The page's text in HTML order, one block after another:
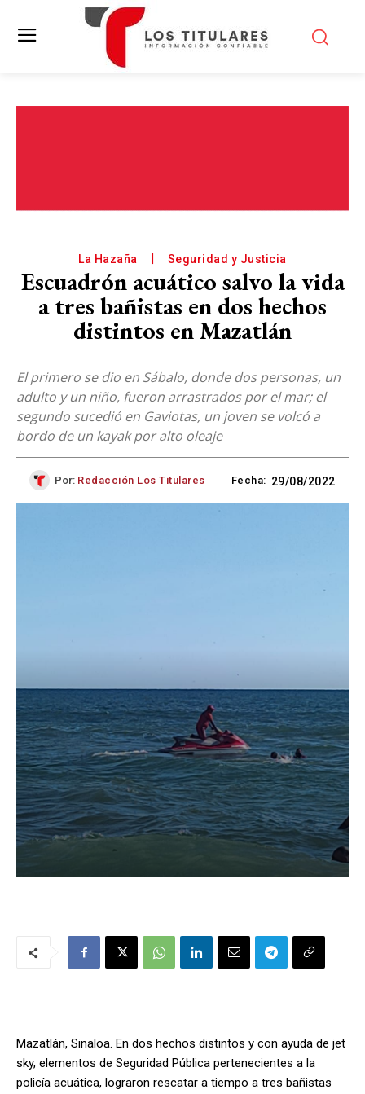
La Hazaña Seguridad y Justicia
Escuadrón acuático salvo la vida
a tres bañistas en dos hechos
distintos en Mazatlán
El primero se dio en Sábalo, donde dos personas, un
adulto y un niño, fueron arrastrados por el mar; el
segundo sucedió en Gaviotas, un joven se volcó a
bordo de un kayak por alto oleaje
Por: Redacción Los Titulares Fecha: 29/08/2022
Mazatlán, Sinaloa. En dos hechos distintos y con ayuda de jet
sky, elementos de Seguridad Pública pertenecientes a la
policía acuática, lograron rescatar a tiempo a tres bañistas